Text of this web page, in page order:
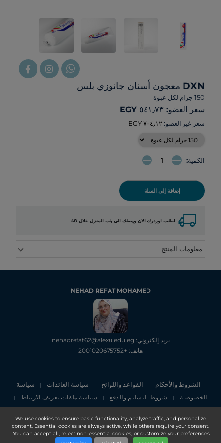
We use cookies to ensure basic functionality, analyze traffic, and personalize
content. Essential cookies are always active, while others require your consent.
You can accept all, reject non-essential cookies, or customize your preferences.
DXN معجون أسنان جانوزي بلس
150 جرام لكل عبوة
سعر العضو: ‏٥٤١٫٧٣ EGY
سعر غير العضو:
الكمية:
إضافة إلى السلة
local_shipping اطلب اوردرك الان ويصلك الي باب المنزل خلال 48
معلومات المنتج
NEHAD REFAT MOHAMED
بريد إلكتروني: nehadrefat62@alexu.edu.eg
هاتف: +2001020675752
الشروط والأحكام | القواعد واللوائح | سياسة العائدات |
سياسة
الخصوصية
| شروط التسليم والدفع | سياسة ملفات تعريف الارتباط |
إشعار الخصوصية
Copyright 2025, DXN Holdings Bhd. 199501033918 (363120-V)